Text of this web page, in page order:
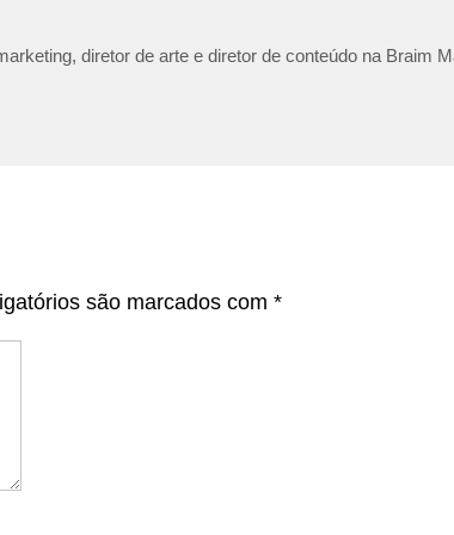
diretor de arte e diretor de conteúdo na Braim
são marcados com *